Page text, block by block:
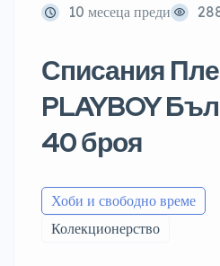
10 месеца преди
Списания
PLAYBOY
40 броя
Хоби и свободно време
Колекционерство